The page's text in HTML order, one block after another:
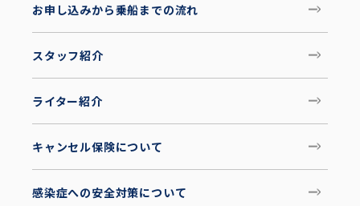
お申し込みから乗船までの流れ
スタッフ紹介
ライター紹介
キャンセル保険について
感染症への安全対策について